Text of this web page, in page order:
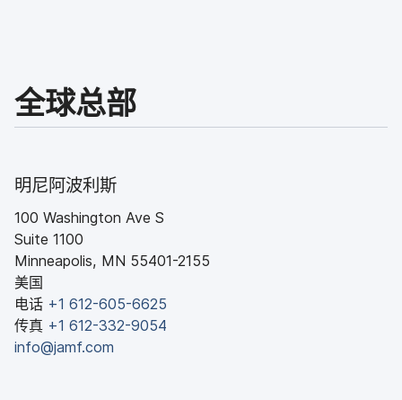
全球​总部
明尼阿波利斯
100 Washington Ave S
Suite 1100
Minneapolis, MN 55401-2155
美国
电话 +1 612-605-6625
传​真 +1 612-332-9054
info@jamf.com